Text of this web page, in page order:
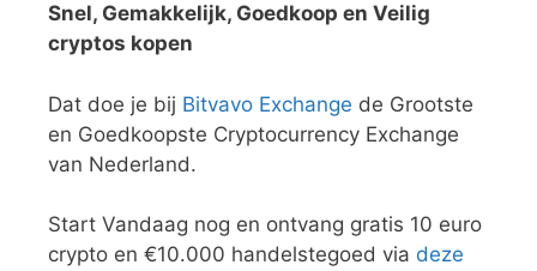
Snel, Gemakkelijk, Goedkoop en Veilig
cryptos kopen
Dat doe je bij Bitvavo Exchange de Grootste
en Goedkoopste Cryptocurrency Exchange
van Nederland.
Start Vandaag nog en ontvang gratis 10 euro
crypto en €10.000 handelstegoed via deze